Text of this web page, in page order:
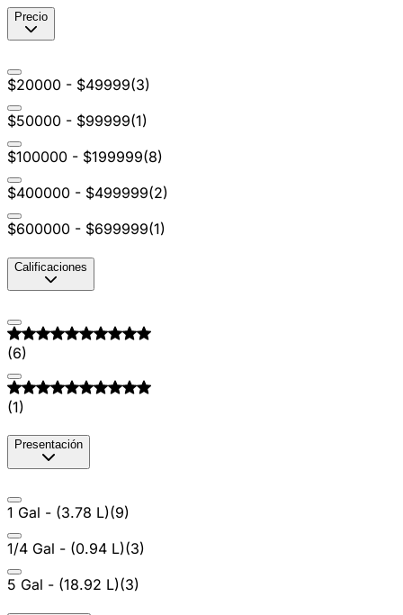
Precio
$20000 - $49999(3)
$50000 - $99999(1)
$100000 - $199999(8)
$400000 - $499999(2)
$600000 - $699999(1)
Calificaciones
(6)
(1)
Presentación
1 Gal - (3.78 L)(9)
1/4 Gal - (0.94 L)(3)
5 Gal - (18.92 L)(3)